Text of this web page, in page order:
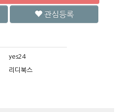
관심등록
yes24
리디북스